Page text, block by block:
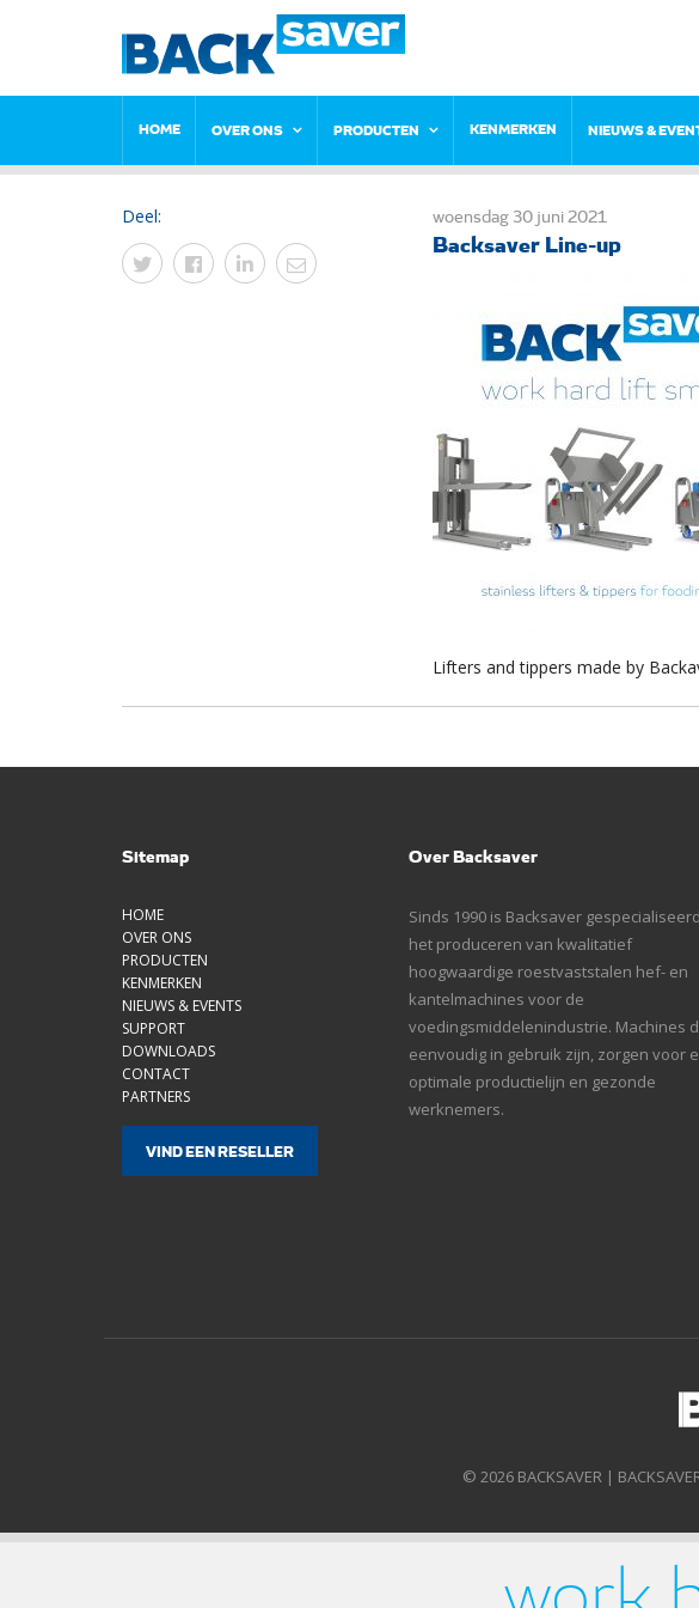
HOME OVER ONS PRODUCTEN KENMERKEN NIEUWS &
Deel: woensdag 30 juni 2021
Backsaver Line-up
Lifters and tippers made by
Sitemap
HOME
OVER ONS
PRODUCTEN
KENMERKEN
NIEUWS & EVENTS
SUPPORT
DOWNLOADS
CONTACT
PARTNERS
VIND EEN RESELLER
Over Backsaver
Sinds 1990 is Backsaver
het produceren van kwalitatief
hoogwaardige roestvaststalen hef- en
kantelmachines voor de
voedingsmiddelenindustrie. Machines
eenvoudig in gebruik zijn, zorgen voor
optimale productielijn en gezonde
werknemers.
© 2026 BACKSAVER |
work